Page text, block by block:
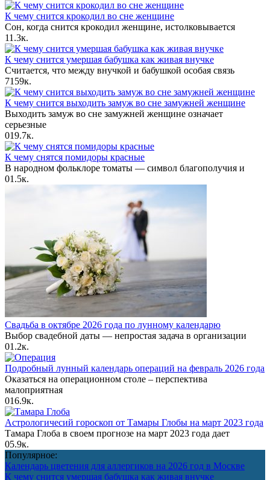
К чему снится крокодил во сне женщине
Сон, когда снится крокодил женщине, истолковывается
11.3к.
К чему снится умершая бабушка как живая внучке
Считается, что между внучкой и бабушкой особая связь
7159к.
К чему снится выходить замуж во сне замужней женщине
Выходить замуж во сне замужней женщине означает
серьезные
019.7к.
К чему снятся помидоры красные
В народном фольклоре томаты — символ благополучия и
01.5к.
Свадьба в октябре 2026 года по лунному календарю
Выбор свадебной даты — непростая задача в организации
01.2к.
Подробный лунный календарь операций на февраль 2026 года
Оказаться на операционном столе – перспектива
малоприятная
016.9к.
Астрологичесий гороскоп от Тамары Глобы на март 2023 года
Тамара Глоба в своем прогнозе на март 2023 года дает
05.9к.
Популярное:
Календарь цветения для аллергиков на 2026 год в Москве
К чему снится умершая бабушка как живая внучке